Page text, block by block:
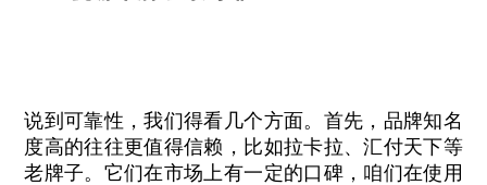
说到可靠性，我们得看几个方面。首先，品牌知名
度高的往往更值得信赖，比如拉卡拉、汇付天下等
老牌子。它们在市场上有一定的口碑，咱们在使用